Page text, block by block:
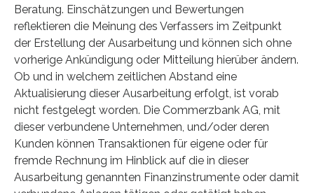
Beratung. Einschätzungen und Bewertungen
reflektieren die Meinung des Verfassers im Zeitpunkt
der Erstellung der Ausarbeitung und können sich ohne
vorherige Ankündigung oder Mitteilung hierüber ändern.
Ob und in welchem zeitlichen Abstand eine
Aktualisierung dieser Ausarbeitung erfolgt, ist vorab
nicht festgelegt worden. Die Commerzbank AG, mit
dieser verbundene Unternehmen, und/oder deren
Kunden können Transaktionen für eigene oder für
fremde Rechnung im Hinblick auf die in dieser
Ausarbeitung genannten Finanzinstrumente oder damit